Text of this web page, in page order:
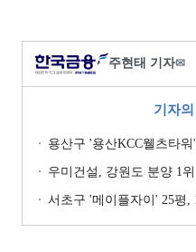
주현태 기자✉
기자
용산구 '용산KCC웰츠타워' 32평,
우미건설, 강원도 분양 1위…제주는 태
서초구 '메이플자이' 25평, 13.2